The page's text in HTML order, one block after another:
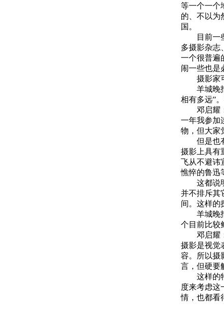
等一个一个
的、不以为
国。
目前一些
多摄影杂志
一个很普遍
闹一些也是
摄影家
羊城晚报
相有多远”
邓启耀：
一年我参加
物，但大家
但是也有
摄影上具有
飞从不避讳
憔悴的鲁迅
这都说明
并不排斥其
间。这样的
羊城晚报
个目前比较
邓启耀：
摄影是视觉
容。所以摄
言，但硬要
这样的特
度来考虑这
情，也都看